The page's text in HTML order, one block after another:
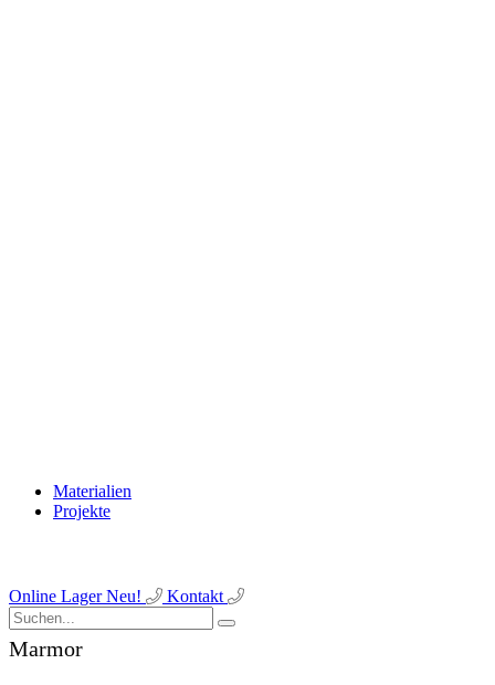
Materialien
Projekte
Online LagerNeu! Kontakt
Marmor